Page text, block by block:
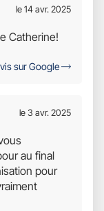
le 14 avr. 2025
Catherine!
sur Google
le 3 avr. 2025
au final
pour